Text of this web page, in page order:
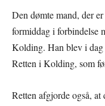
Den dømte mand, der
formiddag i forbindelse
Kolding. Han blev i
Retten i Kolding, som
Retten afgjorde også,